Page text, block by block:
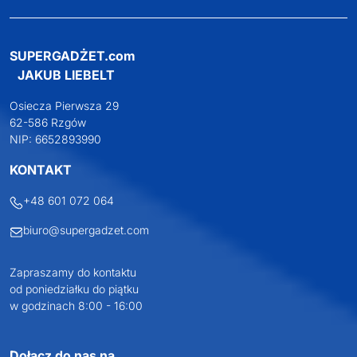
SUPERGADŻET.com
JAKUB LIEBELT
Osiecza Pierwsza 29
62-586 Rzgów
NIP: 6652893990
KONTAKT
+48 601 072 064
biuro@supergadzet.com
Zapraszamy do kontaktu
od poniedziałku do piątku
w godzinach 8:00 - 16:00